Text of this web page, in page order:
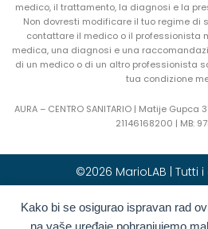
Kako bi se osigurao ispravan rad
na vaše uređaje pohranjujemo
medico, il trattamento, la diagnosi e la
Non dovresti modificare il tuo regime di
contattare il medico o il professionista
medica, una diagnosi e una
di un medico o di un altro professionista
tua condizione
AURA – CENTRO SANITARIO | Matije Gupca
21146168200 | MB:
©2026 MarioLAB | Tutti
Hrvatski(Croato)